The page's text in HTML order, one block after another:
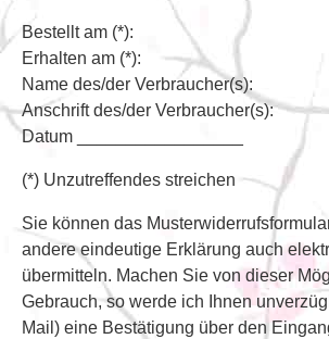
Bestellt am (*):
Erhalten am (*):
Name des/der Verbraucher(s):
Anschrift des/der Verbraucher(s):
Datum _________________
(*) Unzutreffendes streichen
Sie können das
andere eindeutige Erklärung auch
übermitteln. Machen Sie von dieser
Gebrauch, so werde ich Ihnen
Mail) eine Bestätigung über den